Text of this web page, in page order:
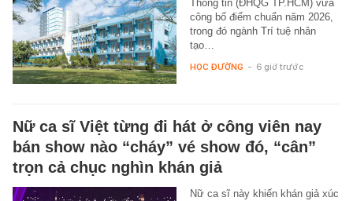
Thông tin (ĐHQG TP.HCM) vừa
công bố điểm chuẩn năm 2026,
trong đó ngành Trí tuệ nhân
tạo…
HỌC ĐƯỜNG - 6 giờ trước
Nữ ca sĩ Việt từng đi hát ở công viên nay
bán show nào “cháy” vé show đó, “cân”
trọn cả chục nghìn khán giả
Nữ ca sĩ này khiến khán giả xúc